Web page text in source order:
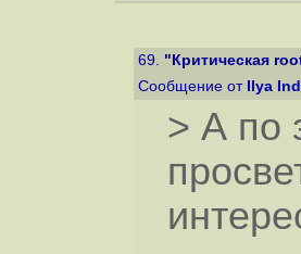
69. "Критическая
Сообщение от
Ilya
> А по